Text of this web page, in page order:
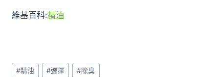
維基百科:精油
貼
#精油 #選擇 #除臭